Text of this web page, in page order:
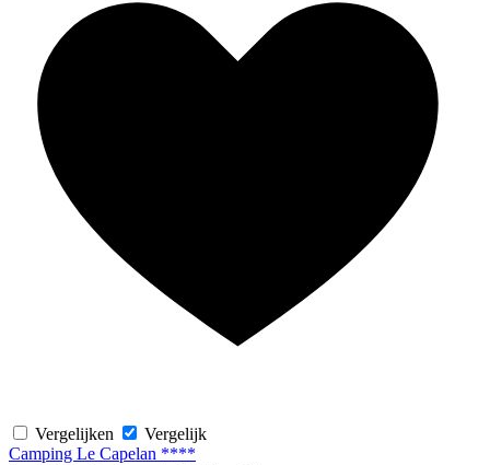
Vergelijken
Vergelijk
Camping Le Capelan ****